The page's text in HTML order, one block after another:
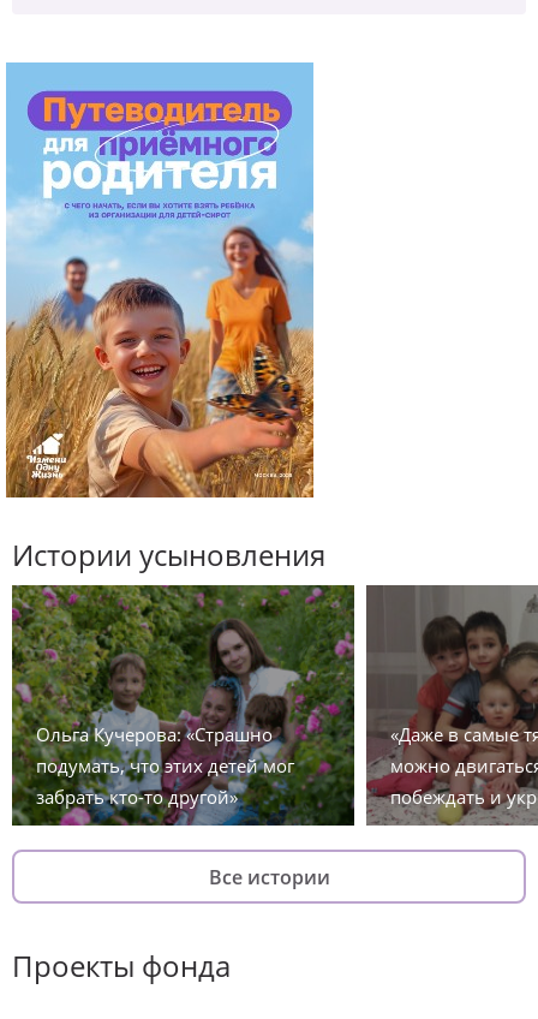
Истории усыновления
Ольга Кучерова: «Страшно
подумать, что этих детей мог
забрать кто-то другой»
«Даже в самые
можно
побеждать и
Все истории
Проекты фонда